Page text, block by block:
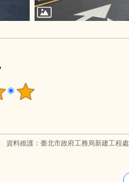
資料維護：臺北市政府工務局新建工程處